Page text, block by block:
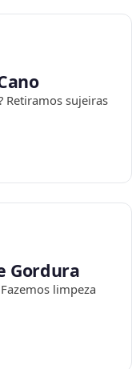
Retiramos sujeiras
Gordura
limpeza